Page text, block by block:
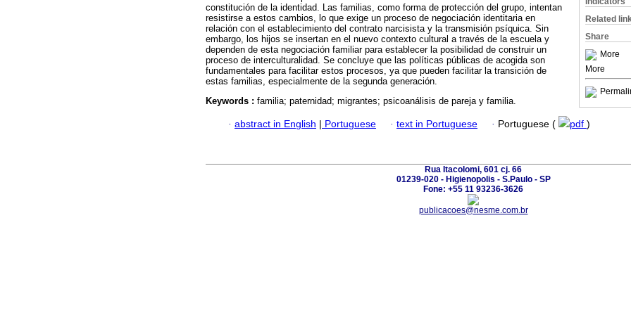
Related
Share
More
More
constitución de la identidad. Las familias, como forma de protección del grupo, intentan
resistirse a estos cambios, lo que exige un proceso de negociación identitaria en
relación con el establecimiento del contrato narcisista y la transmisión psíquica. Sin
embargo, los hijos se insertan en el nuevo contexto cultural a través de la escuela y
dependen de esta negociación familiar para establecer la posibilidad de construir un
proceso de interculturalidad. Se concluye que las políticas públicas de acogida son
fundamentales para facilitar estos procesos, ya que pueden facilitar la transición de
estas familias, especialmente de la segunda generación.
Keywords : familia; paternidad; migrantes; psicoanálisis de pareja y familia.
· abstract in English | Portuguese · text in Portuguese · Portuguese ( pdf )
Rua Itacolomi, 601 cj. 66
01239-020 - Higienopolis - S.Paulo - SP
Fone: +55 11 93236-3626
publicacoes@nesme.com.br